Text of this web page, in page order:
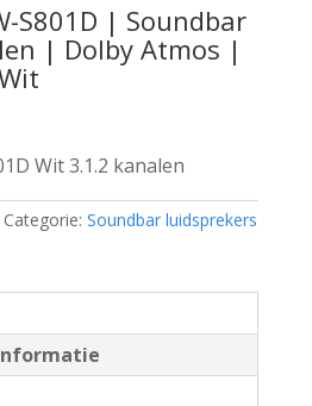
S801D | Soundbar
| Dolby Atmos |
Wit 3.1.2 kanalen
Categorie: Soundbar luidsprekers